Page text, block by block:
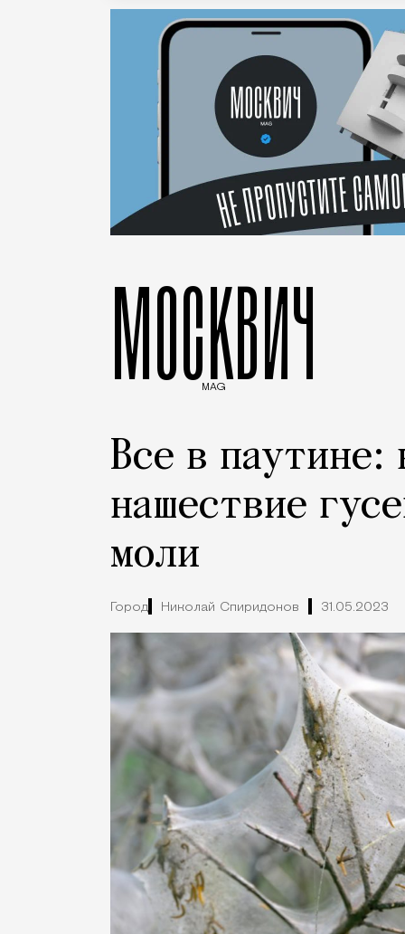
МОСКВИЧ
MAG
Все в паутине:
нашествие
моли
Город Николай Спиридонов 31.05.2023